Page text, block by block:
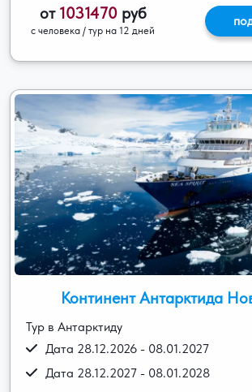
от 1031470руб
с человека / тур на 12 дней
Континент Антарктида
Тур в Антарктиду
Дата 28.12.2026 - 08.01.2027
Дата 28.12.2027 - 08.01.2028